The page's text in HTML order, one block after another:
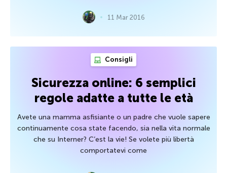
11 Mar 2016
Consigli
Sicurezza online: 6 semplici
regole adatte a tutte le età
Avete una mamma asfisiante o un padre che vuole sapere
continuamente cosa state facendo, sia nella vita normale
che su Interner? C’est la vie! Se volete più libertà
comportatevi come